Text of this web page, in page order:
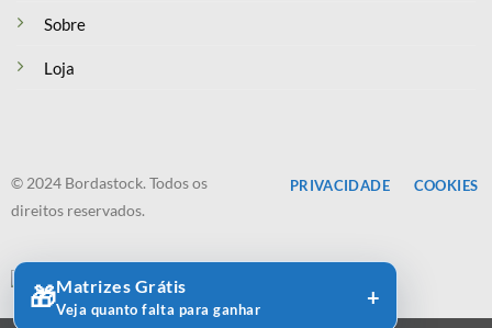
Sobre
Loja
© 2024 Bordastock. Todos os
direitos reservados.
PRIVACIDADE COOKIES
🎁Matrizes Grátis
Veja quanto falta para ganhar